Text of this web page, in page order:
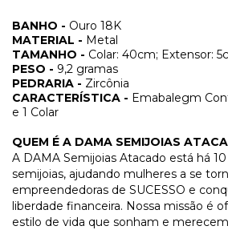
BANHO - Ouro 18K
MATERIAL - Metal
TAMANHO - Colar: 40cm; Extensor:
PESO - 9,2 gramas
PEDRARIA - Zircônia
CARACTERÍSTICA - Emabalegm
e 1 Colar
QUEM É A DAMA SEMIJOIAS
A DAMA Semijoias Atacado está há
semijoias, ajudando mulheres a se
empreendedoras de SUCESSO e
liberdade financeira. Nossa missão é
estilo de vida que sonham e